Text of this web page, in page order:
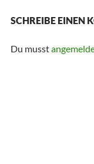
SCHREIBE EINEN
Du musst